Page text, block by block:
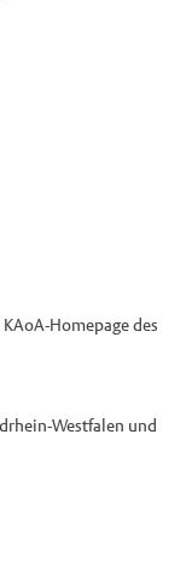
Homepage des
Westfalen und